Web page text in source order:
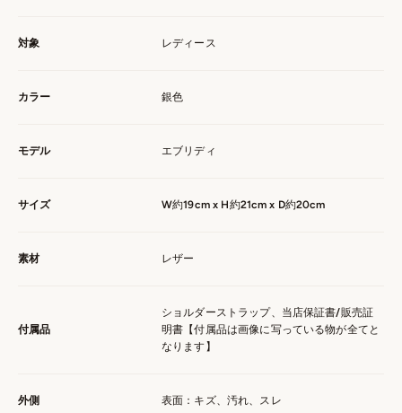
対象 レディース
カラー 銀色
モデル エブリディ
サイズ W約19cm x H約21cm x D約20cm
素材 レザー
付属品
ショルダーストラップ、当店保証書/販売証
明書【付属品は画像に写っている物が全てと
なります】
外側 表面：キズ、汚れ、スレ